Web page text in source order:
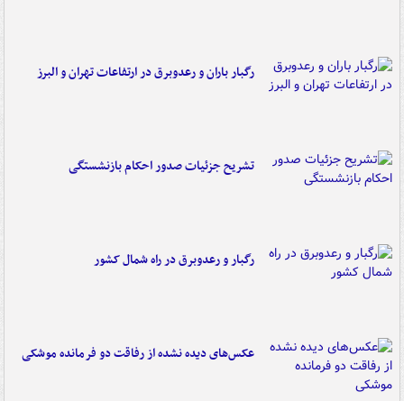
رگبار باران و رعدوبرق در ارتفاعات تهران و البرز
تشریح جزئیات صدور احکام بازنشستگی
رگبار و رعدوبرق در راه شمال کشور
عکس‌های دیده نشده از رفاقت دو فرمانده‌ موشکی